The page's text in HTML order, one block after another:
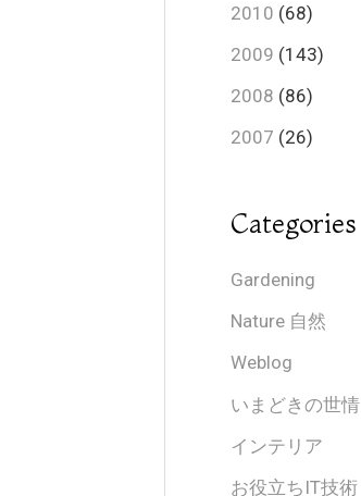
2010 (68)
2009 (143)
2008 (86)
2007 (26)
Categories
Gardening
Nature 自然
Weblog
いまどきの世情
インテリア
お役立ちIT技術